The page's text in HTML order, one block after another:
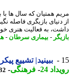
همتیان که سال ها با
بازیگری فاصله
به فعالیت هنری خود
-بیماری سرطان -
ببینید| تشییع پیکر
24
-فرهنگی-32 ساعت پیش - چهارشنبه 14 مرداد 1405، 13:02